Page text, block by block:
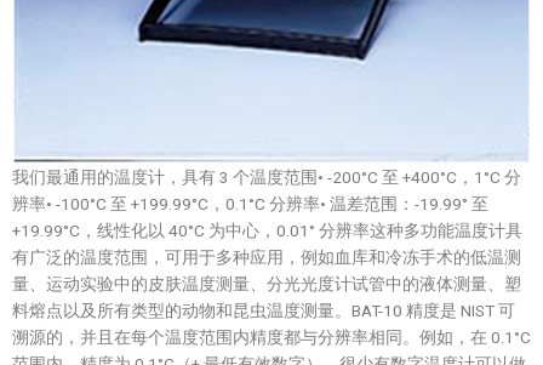
我们最通用的温度计，具有 3 个温度范围• -200°C 至 +400°C，1°C 分
辨率• -100°C 至 +199.99°C，0.1°C 分辨率• 温差范围：-19.99° 至
+19.99°C，线性化以 40°C 为中心，0.01° 分辨率这种多功能温度计具
有广泛的温度范围，可用于多种应用，例如血库和冷冻手术的低温测
量、运动实验中的皮肤温度测量、分光光度计试管中的液体测量、塑
料熔点以及所有类型的动物和昆虫温度测量。BAT-10 精度是 NIST 可
溯源的，并且在每个温度范围内精度都与分辨率相同。例如，在 0.1°C